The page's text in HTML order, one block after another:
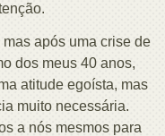
após uma crise de
dos meus 40 anos,
atitude egoísta, mas
muito necessária.
a nós mesmos para